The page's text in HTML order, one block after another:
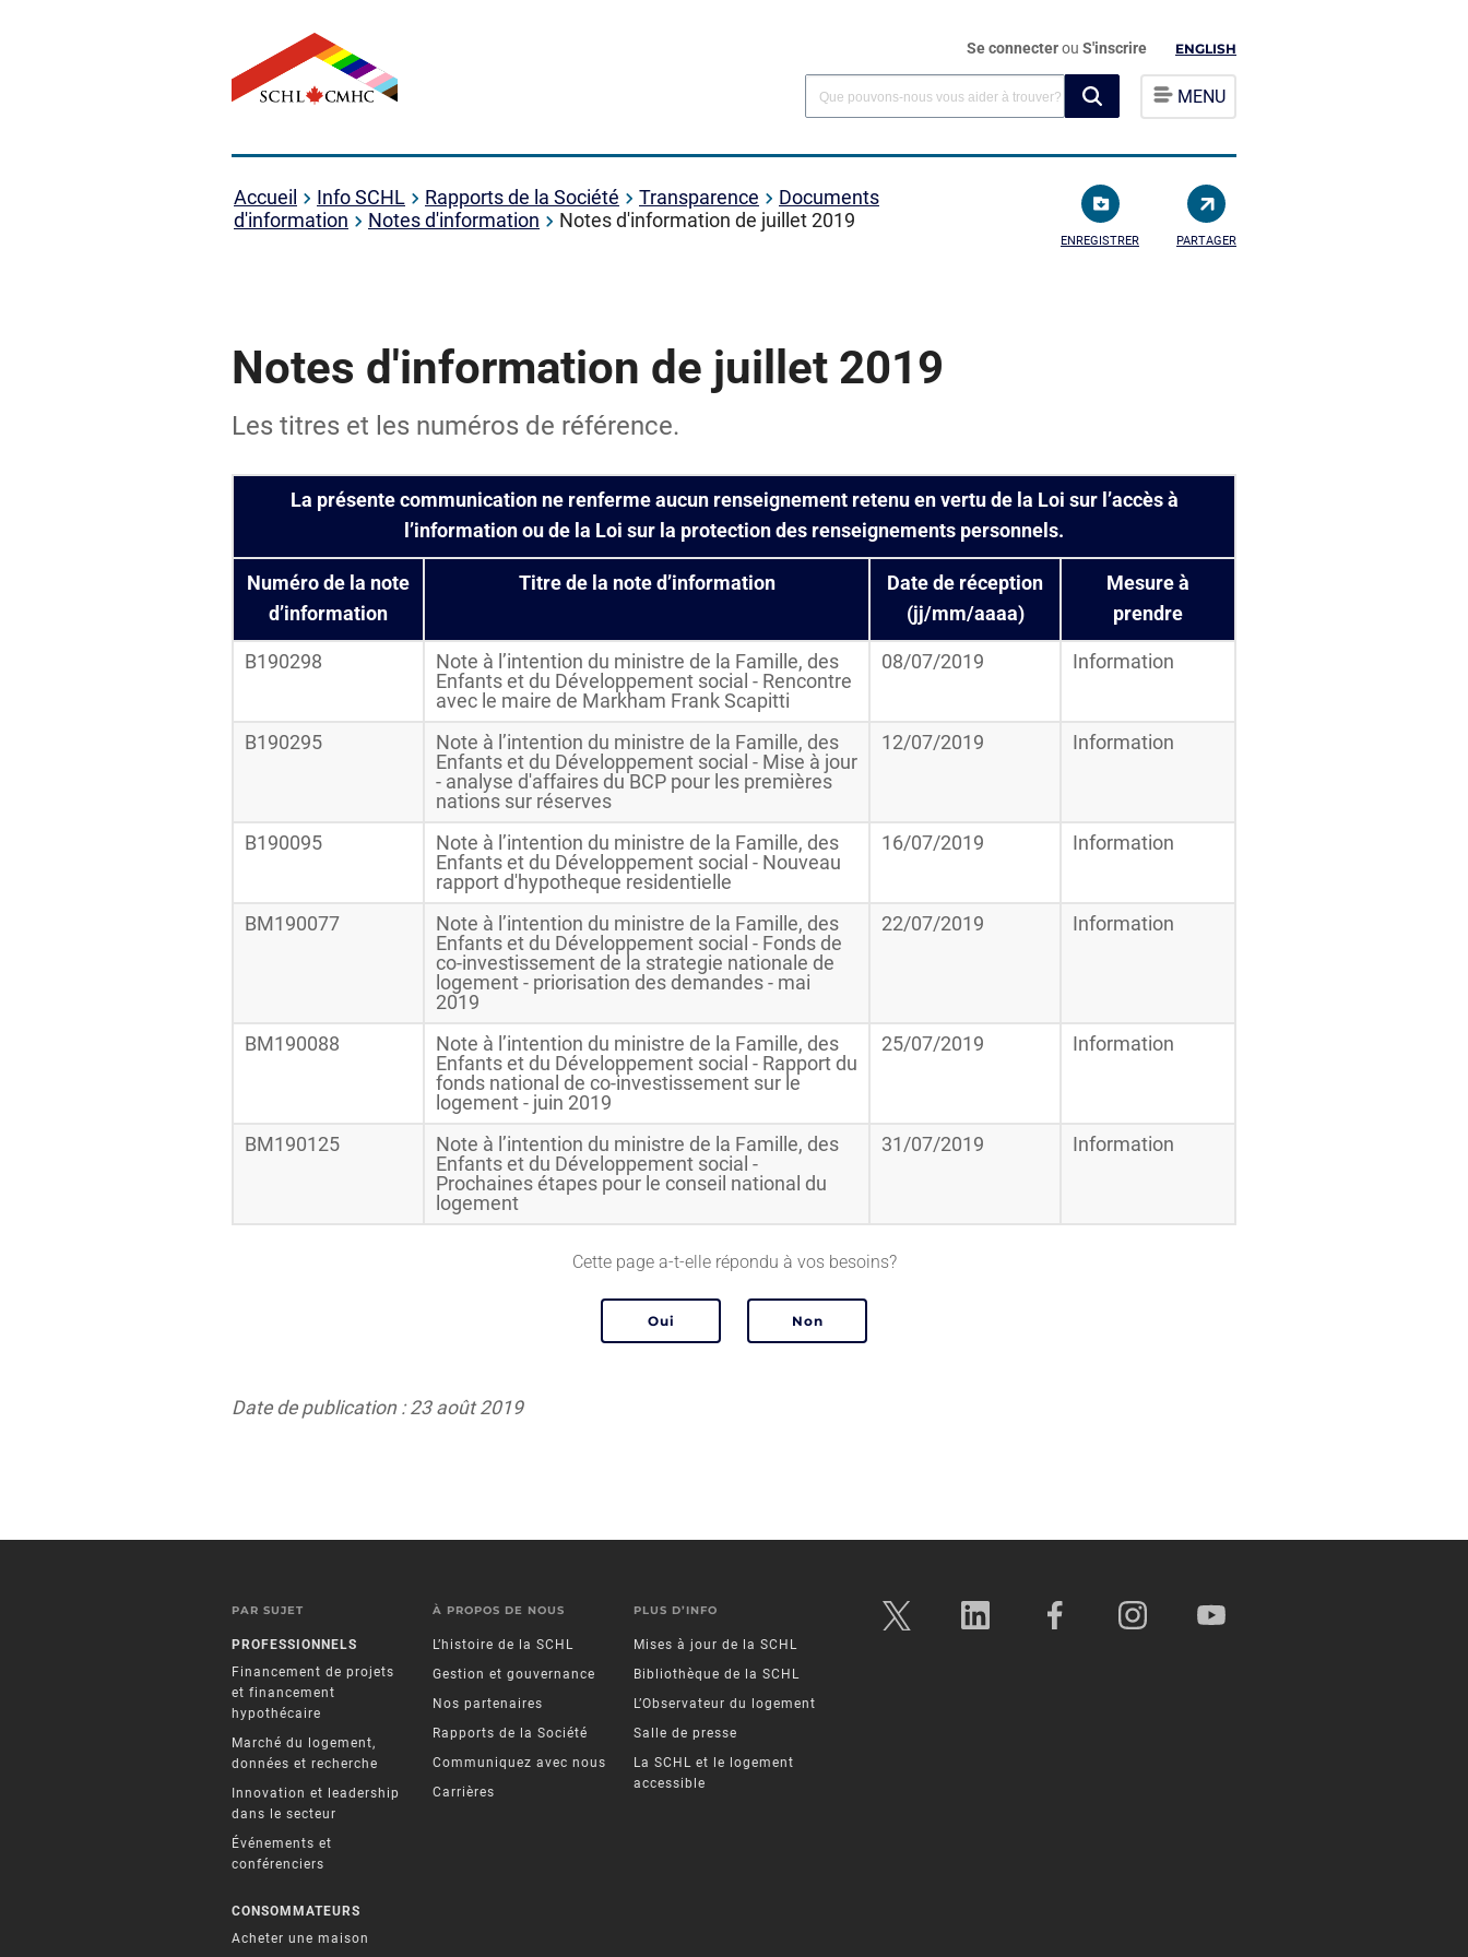
Se connecterou S'inscrire ENGLISH
MENU
Accueil Info SCHL Rapports de la Société Transparence
Documents
d'information
Notes d'information Notes d'information de juillet 2019
ENREGISTRER PARTAGER
Notes d'information de juillet 2019
Les titres et les numéros de référence.
La présente communication ne renferme aucun renseignement retenu en vertu de la Loi sur l’accès à
l’information ou de la Loi sur la protection des renseignements personnels.
Numéro de la note
d’information
Titre de la note d’information
Date de réception
(jj/mm/aaaa)
Mesure à
prendre
B190298
Note à l’intention du ministre de la Famille, des
Enfants et du Développement social - Rencontre
avec le maire de Markham Frank Scapitti
08/07/2019 Information
B190295
Note à l’intention du ministre de la Famille, des
Enfants et du Développement social - Mise à jour
- analyse d'affaires du BCP pour les premières
nations sur réserves
12/07/2019 Information
B190095
Note à l’intention du ministre de la Famille, des
Enfants et du Développement social - Nouveau
rapport d'hypotheque residentielle
16/07/2019 Information
BM190077
Note à l’intention du ministre de la Famille, des
Enfants et du Développement social - Fonds de
co-investissement de la strategie nationale de
logement - priorisation des demandes - mai
2019
22/07/2019 Information
BM190088
Note à l’intention du ministre de la Famille, des
Enfants et du Développement social - Rapport du
fonds national de co-investissement sur le
logement - juin 2019
25/07/2019 Information
BM190125
Note à l’intention du ministre de la Famille, des
Enfants et du Développement social -
Prochaines étapes pour le conseil national du
logement
31/07/2019 Information
Cette page a-t-elle répondu à vos besoins?
Date de publication : 23 août 2019
PAR SUJET
PROFESSIONNELS
Financement de projets
et financement
hypothécaire
Marché du logement,
données et recherche
Innovation et leadership
dans le secteur
Événements et
conférenciers
CONSOMMATEURS
Acheter une maison
À PROPOS DE NOUS
L’histoire de la SCHL
Gestion et gouvernance
Nos partenaires
Rapports de la Société
Communiquez avec nous
Carrières
PLUS D’INFO
Mises à jour de la SCHL
Bibliothèque de la SCHL
L’Observateur du logement
Salle de presse
La SCHL et le logement
accessible